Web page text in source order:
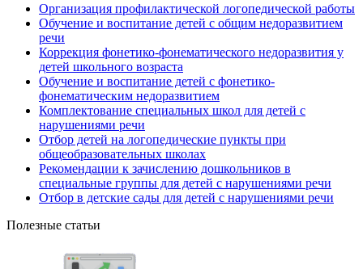
Организация профилактической логопедической работы
Обучение и воспитание детей с общим недоразвитием
речи
Коррекция фонетико-фонематического недоразвития у
детей школьного возраста
Обучение и воспитание детей с фонетико-
фонематическим недоразвитием
Комплектование специальных школ для детей с
нарушениями речи
Отбор детей на логопедические пункты при
общеобразовательных школах
Рекомендации к зачислению дошкольников в
специальные группы для детей с нарушениями речи
Отбор в детские сады для детей с нарушениями речи
Полезные статьи